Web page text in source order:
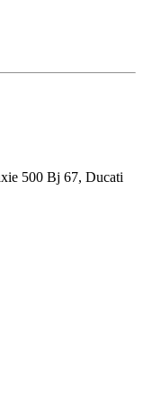
500 Bj 67, Ducati